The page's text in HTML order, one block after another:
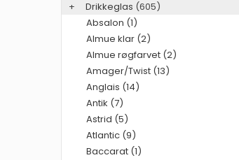
+ Drikkeglas (605)
Absalon (1)
Almue klar (2)
Almue røgfarvet (2)
Amager/Twist (13)
Anglais (14)
Antik (7)
Astrid (5)
Atlantic (9)
Baccarat (1)